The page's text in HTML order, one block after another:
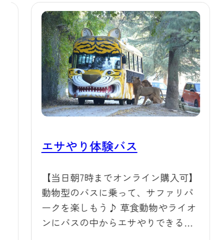
していますので、じっとしている姿
を見かけても、どうか安心して見守
っていただければと思います。 🌙夜
の群馬サファリパークもおすすめ 日
中の暑さが気になる方には、夕方か
ら夜にかけての「夜活」もおすすめ
です。夕暮れサファリツアーやナイ
トサファリツアーでは、昼間とはま
しくなり始めた空気の中で過ごすひ
とときをお楽しみいただけます。ナ
イトサファリツアーでは、ナイトサ
ファリ限定のメニューとしてディナ
ーステーキプレートもご用意してい
ますので、夕涼みをしながら特別な
エサやり体験バス
【当日朝7時までオンライン購入可】
動物型のバスに乗って、サファリパ
ークを楽しもう♪ 草食動物やライオ
ンにバスの中からエサやりできる体